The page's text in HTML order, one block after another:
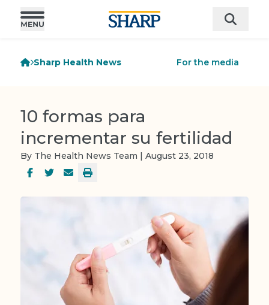
Sharp Health News For the media
10 formas para
incrementar su fertilidad
By The Health News Team | August 23, 2018